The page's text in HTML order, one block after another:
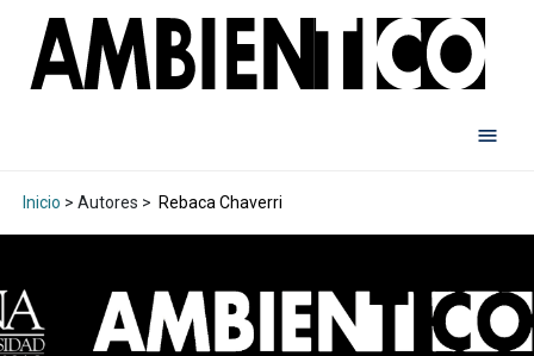
Inicio > Autores > Rebaca Chaverri